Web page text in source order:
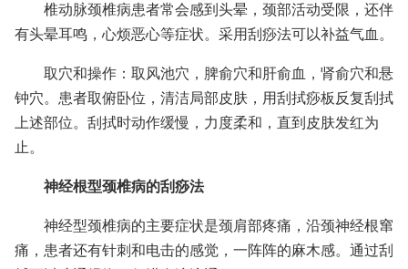
椎动脉颈椎病患者常会感到头晕，颈部活动受限，还伴
有头晕耳鸣，心烦恶心等症状。采用刮痧法可以补益气血。
取穴和操作：取风池穴，脾俞穴和肝俞血，肾俞穴和悬
钟穴。患者取俯卧位，清洁局部皮肤，用刮拭痧板反复刮拭
上述部位。刮拭时动作缓慢，力度柔和，直到皮肤发红为
止。
神经根型颈椎病的刮痧法
神经型颈椎病的主要症状是颈肩部疼痛，沿颈神经根窜
痛，患者还有针刺和电击的感觉，一阵阵的麻木感。通过刮